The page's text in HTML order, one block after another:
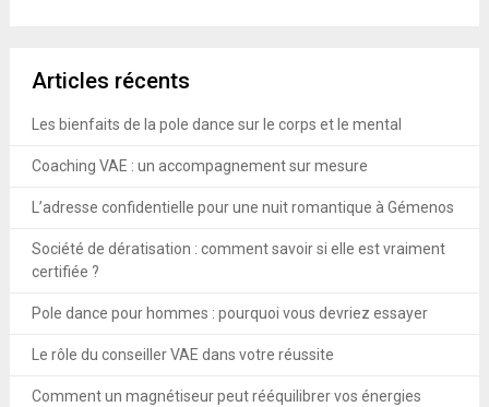
Articles récents
Les bienfaits de la pole dance sur le corps et le mental
Coaching VAE : un accompagnement sur mesure
L’adresse confidentielle pour une nuit romantique à Gémenos
Société de dératisation : comment savoir si elle est vraiment
certifiée ?
Pole dance pour hommes : pourquoi vous devriez essayer
Le rôle du conseiller VAE dans votre réussite
Comment un magnétiseur peut rééquilibrer vos énergies